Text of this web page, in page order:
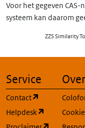
Voor het gegeven CAS-
systeem kan daarom
ZZS Similarity
Service
Contact
(opent in
Helpdesk
(opent in